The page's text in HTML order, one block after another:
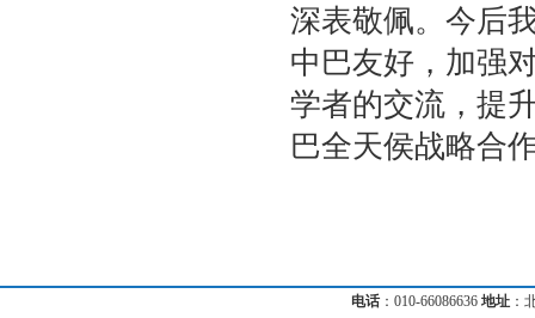
深表敬佩。今后
中巴友好，加强
学者的交流，提
巴全天侯战略合
电话 ：010-66086636 地址 ：